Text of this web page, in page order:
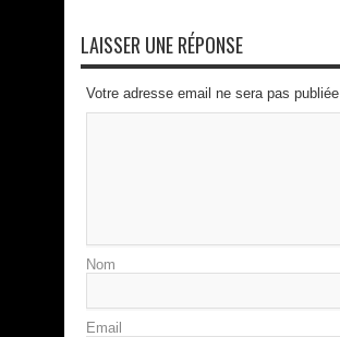
LAISSER UNE RÉPONSE
Votre adresse email ne sera pas publiée
Nom
Email